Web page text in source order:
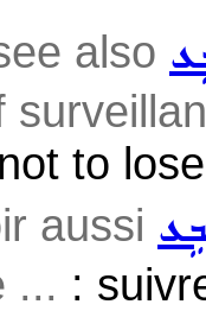
also
to
aussi
... :